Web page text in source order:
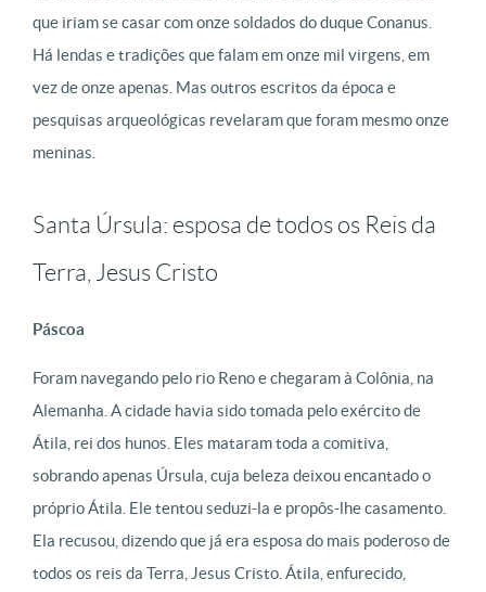
que iriam se casar com onze soldados do duque Conanus.
Há lendas e tradições que falam em onze mil virgens, em
vez de onze apenas. Mas outros escritos da época e
pesquisas arqueológicas revelaram que foram mesmo onze
meninas.
Santa Úrsula: esposa de todos os Reis da
Terra, Jesus Cristo
Páscoa
Foram navegando pelo rio Reno e chegaram à Colônia, na
Alemanha. A cidade havia sido tomada pelo exército de
Átila, rei dos hunos. Eles mataram toda a comitiva,
sobrando apenas Úrsula, cuja beleza deixou encantado o
próprio Átila. Ele tentou seduzi-la e propôs-lhe casamento.
Ela recusou, dizendo que já era esposa do mais poderoso de
todos os reis da Terra, Jesus Cristo. Átila, enfurecido,